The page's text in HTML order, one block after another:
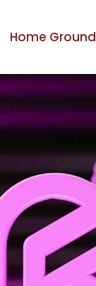
Home Ground